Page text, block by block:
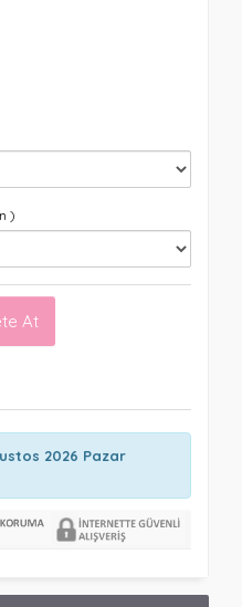
)
At
2026 Pazar